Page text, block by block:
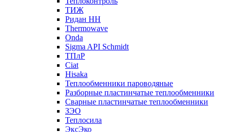
ТИЖ
Ридан НН
Thermowave
Onda
Sigma API Schmidt
ТПлР
Ciat
Hisaka
Теплообменники пароводяные
Разборные пластинчатые теплообменники
Сварные пластинчатые теплообменники
ЗЭО
Теплосила
ЭксЭко